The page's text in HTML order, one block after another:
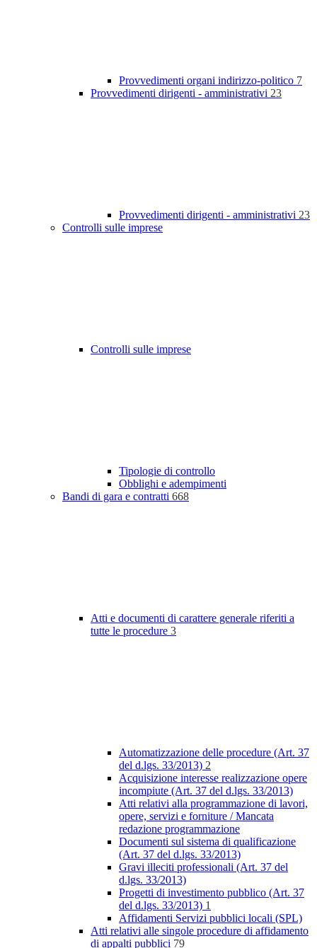
Provvedimenti organi indirizzo-politico 7
Provvedimenti dirigenti - amministrativi 23
Provvedimenti dirigenti - amministrativi 23
Controlli sulle imprese
Controlli sulle imprese
Tipologie di controllo
Obblighi e adempimenti
Bandi di gara e contratti 668
Atti e documenti di carattere generale riferiti a
tutte le procedure 3
Automatizzazione delle procedure (Art. 37
del d.lgs. 33/2013) 2
Acquisizione interesse realizzazione opere
incompiute (Art. 37 del d.lgs. 33/2013)
Atti relativi alla programmazione di lavori,
opere, servizi e forniture / Mancata
redazione programmazione
Documenti sul sistema di qualificazione
(Art. 37 del d.lgs. 33/2013)
Gravi illeciti professionali (Art. 37 del
d.lgs. 33/2013)
Progetti di investimento pubblico (Art. 37
del d.lgs. 33/2013) 1
Affidamenti Servizi pubblici locali (SPL)
Atti relativi alle singole procedure di affidamento
di appalti pubblici 79